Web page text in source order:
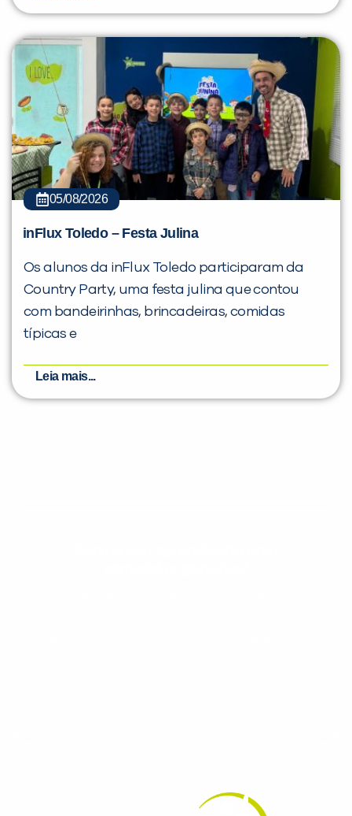
05/08/2026
inFlux Toledo – Festa Julina
Os alunos da inFlux Toledo participaram da
Country Party, uma festa julina que contou
com bandeirinhas, brincadeiras, comidas
típicas e
Leia mais...